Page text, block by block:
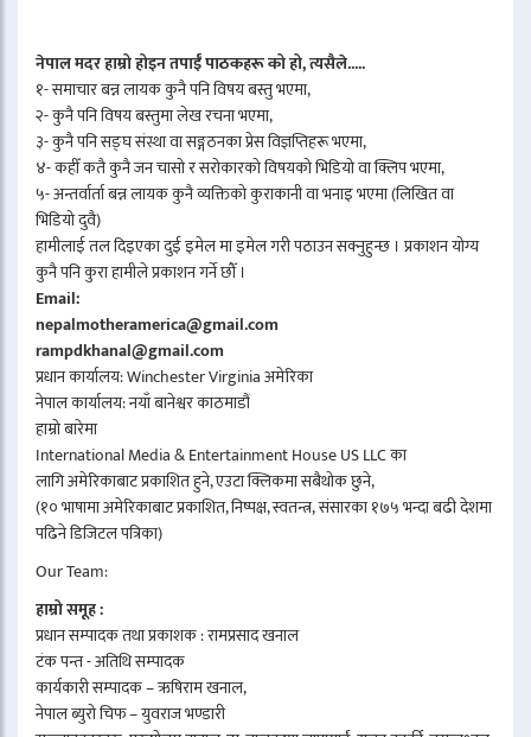
नेपाल मदर हाम्रो होइन तपाईँ पाठकहरू को हो, त्यसैले.....
१- समाचार बन्न लायक कुनै पनि विषय बस्तु भएमा,
२- कुनै पनि विषय बस्तुमा लेख रचना भएमा,
३- कुनै पनि सङ्घ संस्था वा सङ्गठनका प्रेस विज्ञप्तिहरू भएमा,
४- कहीँ कतै कुनै जन चासो र सरोकारको विषयको भिडियो वा क्लिप भएमा,
५- अन्तर्वार्ता बन्न लायक कुनै व्यक्तिको कुराकानी वा भनाइ भएमा (लिखित वा
भिडियो दुवै)
हामीलाई तल दिइएका दुई इमेल मा इमेल गरी पठाउन सक्नुहुन्छ । प्रकाशन योग्य
कुनै पनि कुरा हामीले प्रकाशन गर्ने छौँ ।
Email:
nepalmotheramerica@gmail.com
rampdkhanal@gmail.com
प्रधान कार्यालय: Winchester Virginia अमेरिका
नेपाल कार्यालय: नयाँ बानेश्वर काठमाडौं
हाम्रो बारेमा
International Media & Entertainment House US LLC का
लागि अमेरिकाबाट प्रकाशित हुने, एउटा क्लिकमा सबैथोक छुने,
(१० भाषामा अमेरिकाबाट प्रकाशित, निष्पक्ष, स्वतन्त्र, संसारका १७५ भन्दा बढी देशमा
पढिने डिजिटल पत्रिका)
Our Team:
हाम्रो समूह :
प्रधान सम्पादक तथा प्रकाशक : रामप्रसाद खनाल
टंक पन्त - अतिथि सम्पादक
कार्यकारी सम्पादक – ऋषिराम खनाल,
नेपाल ब्युरो चिफ – युवराज भण्डारी